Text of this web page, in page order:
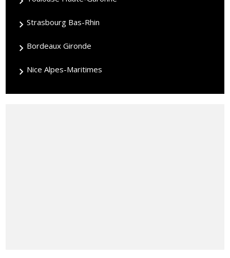
Strasbourg Bas-Rhin
Bordeaux Gironde
Nice Alpes-Maritimes